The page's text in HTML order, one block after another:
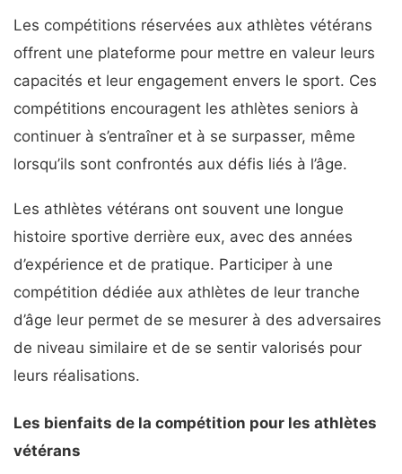
Les compétitions réservées aux athlètes vétérans
offrent une plateforme pour mettre en valeur leurs
capacités et leur engagement envers le sport. Ces
compétitions encouragent les athlètes seniors à
continuer à s’entraîner et à se surpasser, même
lorsqu’ils sont confrontés aux défis liés à l’âge.
Les athlètes vétérans ont souvent une longue
histoire sportive derrière eux, avec des années
d’expérience et de pratique. Participer à une
compétition dédiée aux athlètes de leur tranche
d’âge leur permet de se mesurer à des adversaires
de niveau similaire et de se sentir valorisés pour
leurs réalisations.
Les bienfaits de la compétition pour les athlètes
vétérans